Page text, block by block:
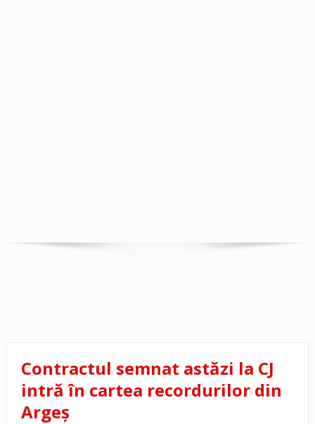
Contractul semnat astăzi la CJ
intră în cartea recordurilor din
Argeș